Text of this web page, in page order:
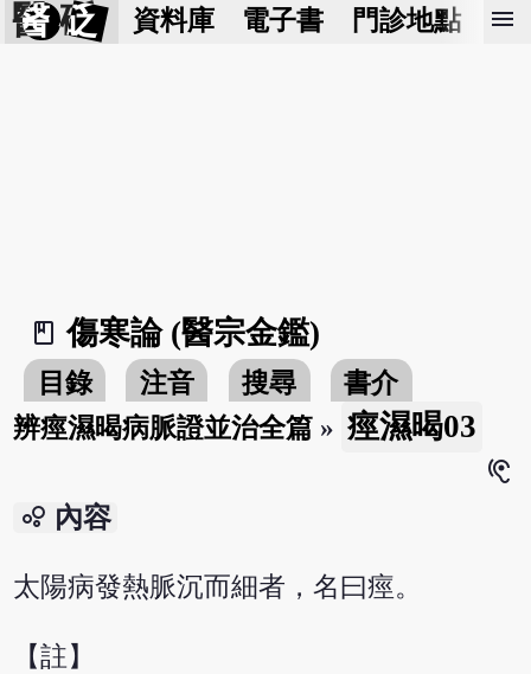
醫 砭 資料庫 電子書 門診地點 預
menu
book_2
傷寒論 (醫宗金鑑)
目錄 注音 搜尋
書介
辨痙濕暍病脈證並治全篇 » 痙濕暍03
hearing
bubble_chart 內容
太陽病發熱脈沉而細者，名曰痙。
【註】